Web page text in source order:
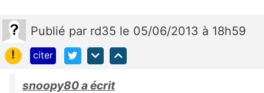
Publié par rd35 le 05/06/2013 à 18h59
!
citer
snoopy80 a écrit